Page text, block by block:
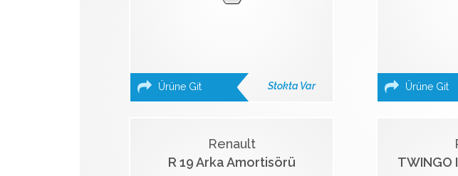
Ürüne Git Stokta Var Ürüne Git
Renault
R 19 Arka Amortisörü
TWINGO